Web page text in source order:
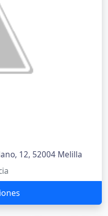
12, 52004 Melilla